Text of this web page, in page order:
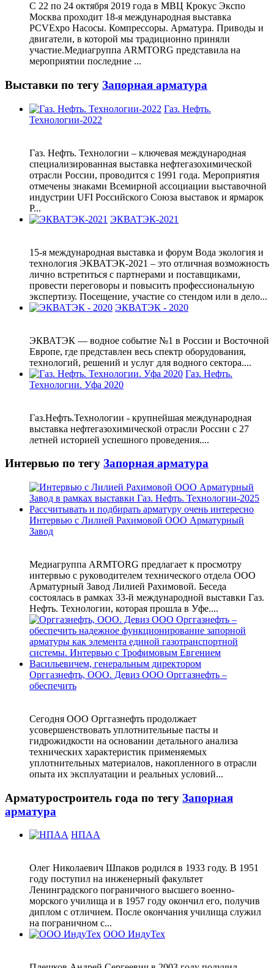
С 22 по 24 октября 2019 года в МВЦ Крокус Экспо
Москва проходит 18-я международная выставка
PCVExpo Насосы. Компрессоры. Арматура. Приводы и
двигатели, в которой мы традиционно приняли
участие.Медиагруппа ARMTORG представила на
мероприятии последние ...
Выставки по тегу Запорная арматура
Газ. Нефть.
Технологии-2022
Газ. Нефть. Технологии – ключевая международная
специализированная выставка нефтегазохимической
отрасли России, проводится с 1991 года. Мероприятия
отмечены знаками Всемирной ассоциации выставочной
индустрии UFI Российского Союза выставок и ярмарок
Р...
ЭКВАТЭК-2021
15-я международная выставка и форум Вода экология и
технология ЭКВАТЭК-2021 – это отличная возможность
лично встретиться с партнерами и поставщиками,
провести переговоры и повысить профессиональную
экспертизу. Посещение, участие со стендом или в дело...
ЭКВАТЭК - 2020
ЭКВАТЭК — водное событие №1 в России и Восточной
Европе, где представлен весь спектр оборудования,
технологий, решений и услуг для водного сектора....
Газ. Нефть.
Технологии. Уфа 2020
Газ.Нефть.Технологии - крупнейшая международная
выставка нефтегазохимической отрасли России с 27
летней историей успешного проведения....
Интервью по тегу Запорная арматура
Интервью с Лилией Рахимовой ООО Арматурный
Завод
Медиагруппа ARMTORG предлагает к просмотру
интервью с руководителем технического отдела ООО
Арматурный Завод Лилией Рахимовой. Беседа
состоялась в рамках 33-й международной выставки Газ.
Нефть. Технологии, которая прошла в Уфе....
Орггазнефть, ООО. Девиз ООО Орггазнефть –
обеспечить
Сегодня ООО Орггазнефть продолжает
усовершенствовать уплотнительные пасты и
гидрожидкости на основании детального анализа
технических характеристик применяемых
уплотнительных материалов, накопленного в отрасли
опыта их эксплуатации и реальных условий...
Арматуростроитель года по тегу Запорная
арматура
НПАА
Олег Николаевич Шпаков родился в 1933 году. В 1951
году поступил на инженерный факультет
Ленинградского пограничного высшего военно-
морского училища и в 1957 году окончил его, получив
диплом с отличием. После окончания училища служил
на пограничном с...
ООО ИндуТех